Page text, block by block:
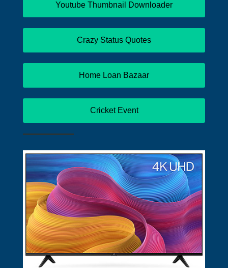
Youtube Thumbnail Downloader
Crazy Status Quotes
Home Loan Bazaar
Cricket Event